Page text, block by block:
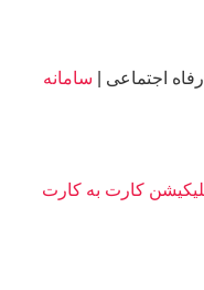
اجتماعی | سامانه
کارت به کارت